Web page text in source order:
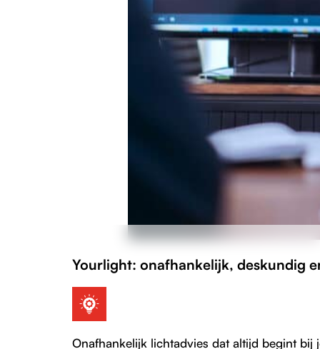
Yourlight: onafhankelijk, deskundig
Onafhankelijk lichtadvies dat altijd begint bij